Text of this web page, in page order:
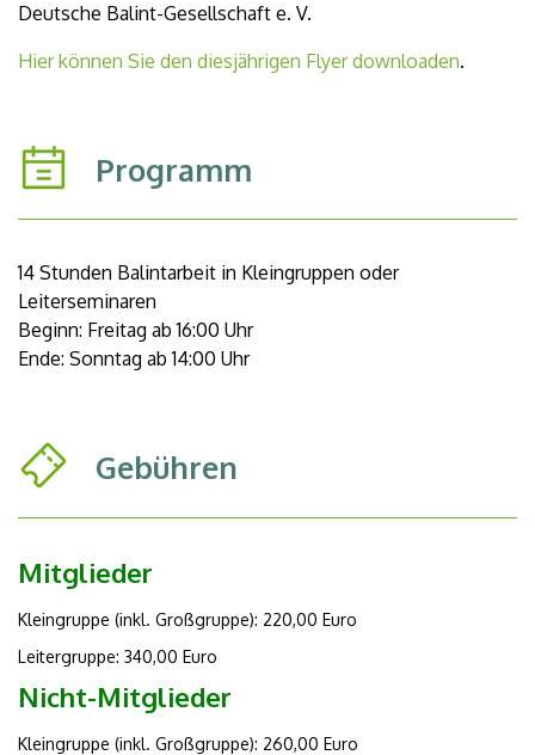
Deutsche Balint-Gesellschaft e. V.
Hier können Sie den diesjährigen Flyer downloaden.
Programm
14 Stunden Balintarbeit in Kleingruppen oder
Leiterseminaren
Beginn: Freitag ab 16:00 Uhr
Ende: Sonntag ab 14:00 Uhr
Gebühren
Mitglieder
Kleingruppe (inkl. Großgruppe): 220,00 Euro
Leitergruppe: 340,00 Euro
Nicht-Mitglieder
Kleingruppe (inkl. Großgruppe): 260,00 Euro